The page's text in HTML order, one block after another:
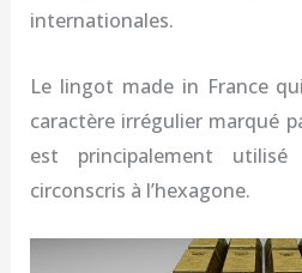
internationales.
Le lingot made in France
caractère irrégulier marqué
est principalement
circonscris à l’hexagone.